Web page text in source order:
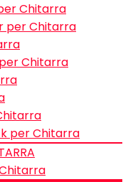
Chitarra
per Chitarra
Chitarra
per Chitarra